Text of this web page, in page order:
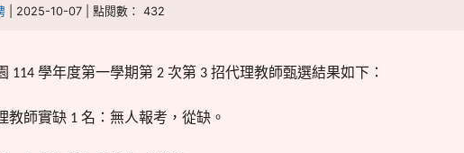
| 2025-10-07 | 點閱數： 432
114 學年度第一學期第 2 次第 3 招代理教師甄選結果如下：
教師實缺1 名：無人報考，從缺。